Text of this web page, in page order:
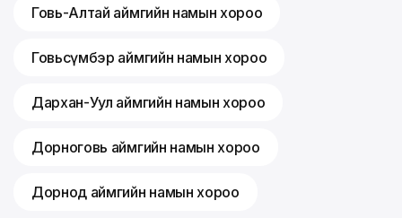
Говь-Алтай аймгийн намын хороо
Говьсүмбэр аймгийн намын хороо
Дархан-Уул аймгийн намын хороо
Дорноговь аймгийн намын хороо
Дорнод аймгийн намын хороо